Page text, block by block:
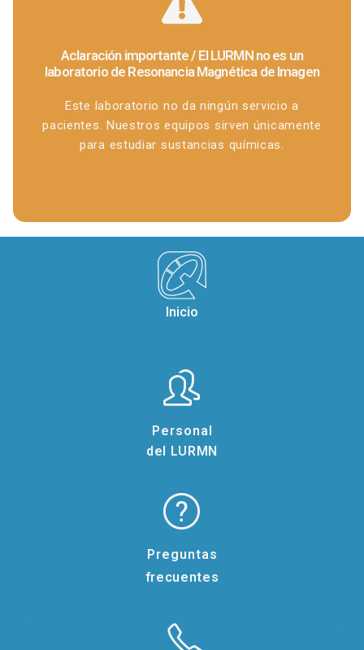
Aclaración importante / El LURMN no es un
laboratorio de Resonancia Magnética de Imagen
Este laboratorio no da ningún servicio a
pacientes. Nuestros equipos sirven únicamente
para estudiar sustancias químicas.
caso de requerir este tipo de servicios para
pacientes, considerar la siguiente liga:
Resonancia inb UNAM
Inicio
Personal
del LURMN
Preguntas
frecuentes